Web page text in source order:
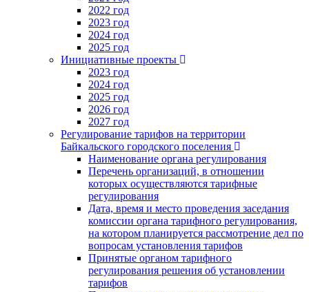
2022 год
2023 год
2024 год
2025 год
Инициативные проекты
2023 год
2024 год
2025 год
2026 год
2027 год
Регулирование тарифов на территории
Байкальского городского поселения
Наименование органа регулирования
Перечень организаций, в отношении
которых осуществляются тарифные
регулирования
Дата, время и место проведения заседания
комиссии органа тарифного регулирования,
на котором планируется рассмотрение дел по
вопросам установления тарифов
Принятые органом тарифного
регулирования решения об установлении
тарифов